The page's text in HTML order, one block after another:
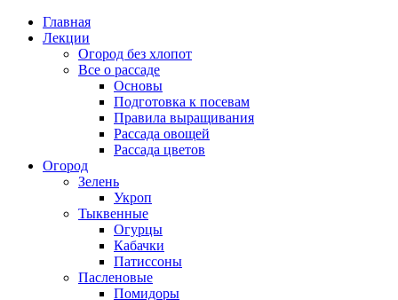
Главная
Лекции
Огород без хлопот
Все о рассаде
Основы
Подготовка к посевам
Правила выращивания
Рассада овощей
Рассада цветов
Огород
Зелень
Укроп
Тыквенные
Огурцы
Кабачки
Патиссоны
Пасленовые
Помидоры